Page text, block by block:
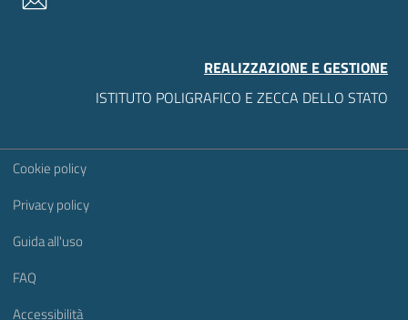
REALIZZAZIONE E GESTIONE
ISTITUTO POLIGRAFICO E ZECCA DELLO STATO
Sezione Link Utili
Cookie policy
Privacy policy
Guida all'uso
FAQ
Accessibilità